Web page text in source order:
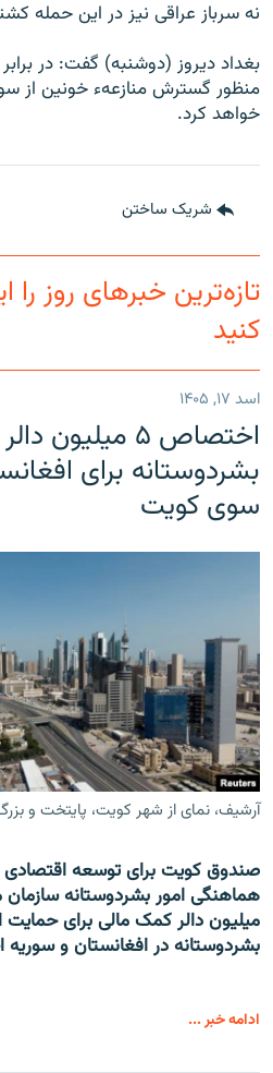
همۀ سایت‌های رادیو آزادی/ رادیو
نه سرباز عراقی نیز در این حمله
بغداد دیروز (دوشنبه) گفت: در
منظور گسترش منازعهء خونین از
خواهد کرد.
شریک ساختن
تازه‌ترین خبرهای روز را
کنید
اسد ۱۷, ۱۴۰۵
اختصاص ۵ میلیون
بشردوستانه برای
سوی کویت
آرشیف، نمای از شهر کویت، پایتخت و
صندوق کویت برای توسعه اقتصادی
میلیون دالر کمک مالی برای حمایت
بشردوستانه در افغانستان و
ادامه خبر ...